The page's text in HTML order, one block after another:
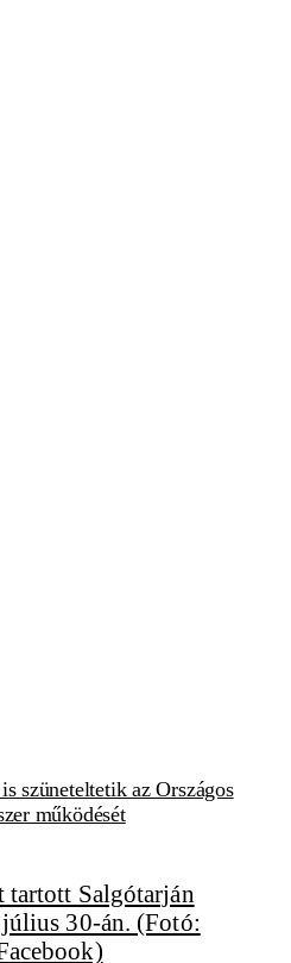
szüneteltetik az Országos
működését